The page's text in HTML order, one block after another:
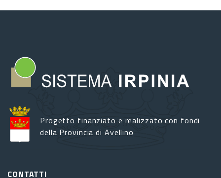
Progetto finanziato e realizzato con fondi
della Provincia di Avellino
CONTATTI